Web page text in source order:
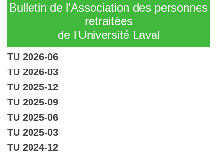
Bulletin de l'Association des personnes
retraitées
de l'Université Laval
TU 2026-06
TU 2026-03
TU 2025-12
TU 2025-09
TU 2025-06
TU 2025-03
TU 2024-12